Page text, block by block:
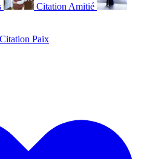
Citation Amitié
Citation Paix